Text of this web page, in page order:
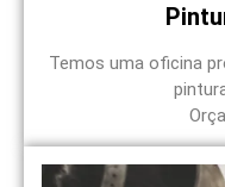
Temos uma oficina